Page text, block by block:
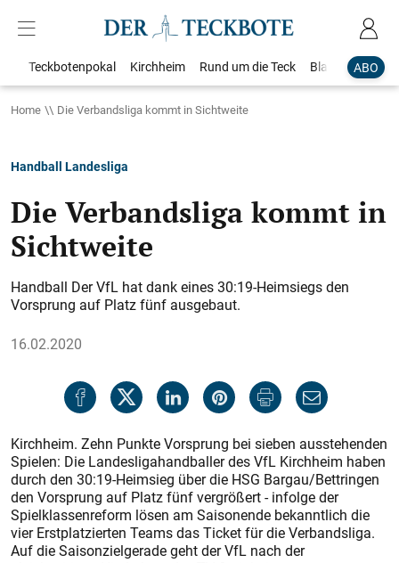
ABO
Teckbotenpokal Kirchheim Rund um die Teck Blaulicht
Home Die Verbandsliga kommt in Sichtweite
Handball Landesliga
Die Verbandsliga kommt in
Sichtweite
Handball Der VfL hat dank eines 30:19-Heimsiegs den
Vorsprung auf Platz fünf ausgebaut.
16.02.2020
Kirchheim. Zehn Punkte Vorsprung bei sieben ausstehenden
Spielen: Die Landesligahandballer des VfL Kirchheim haben
durch den 30:19-Heimsieg über die HSG Bargau/Bettringen
den Vorsprung auf Platz fünf vergrößert - infolge der
Spielklassenreform lösen am Saisonende bekanntlich die
vier Erstplatzierten Teams das Ticket für die Verbandsliga.
Auf die Saisonzielgerade geht der VfL nach der